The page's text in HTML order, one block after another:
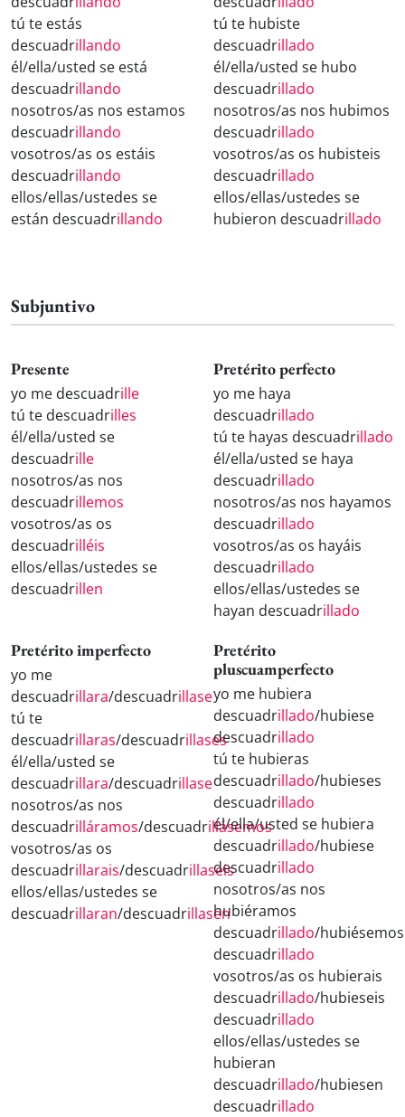
tú te estás
descuadrillando
él/ella/usted se está
descuadrillando
nosotros/as nos estamos
descuadrillando
vosotros/as os estáis
descuadrillando
ellos/ellas/ustedes se
están descuadrillando
tú te hubiste
descuadrillado
él/ella/usted se hubo
descuadrillado
nosotros/as nos hubimos
descuadrillado
vosotros/as os hubisteis
descuadrillado
ellos/ellas/ustedes se
hubieron descuadrillado
Subjuntivo
Presente
yo me descuadrille
tú te descuadrilles
él/ella/usted se
descuadrille
nosotros/as nos
descuadrillemos
vosotros/as os
descuadrilléis
ellos/ellas/ustedes se
descuadrillen
Pretérito perfecto
yo me haya
descuadrillado
tú te hayas descuadrillado
él/ella/usted se haya
descuadrillado
nosotros/as nos hayamos
descuadrillado
vosotros/as os hayáis
descuadrillado
ellos/ellas/ustedes se
hayan descuadrillado
Pretérito imperfecto
yo me
descuadrillara/descuadrillase
tú te
descuadrillaras/descuadrillases
él/ella/usted se
descuadrillara/descuadrillase
nosotros/as nos
descuadrilláramos/descuadrillásemos
vosotros/as os
descuadrillarais/descuadrillaseis
ellos/ellas/ustedes se
descuadrillaran/descuadrillasen
Pretérito
pluscuamperfecto
yo me hubiera
descuadrillado/hubiese
descuadrillado
tú te hubieras
descuadrillado/hubieses
descuadrillado
él/ella/usted se hubiera
descuadrillado/hubiese
descuadrillado
nosotros/as nos
hubiéramos
descuadrillado/hubiésemos
descuadrillado
vosotros/as os hubierais
descuadrillado/hubieseis
descuadrillado
ellos/ellas/ustedes se
hubieran
descuadrillado/hubiesen
descuadrillado